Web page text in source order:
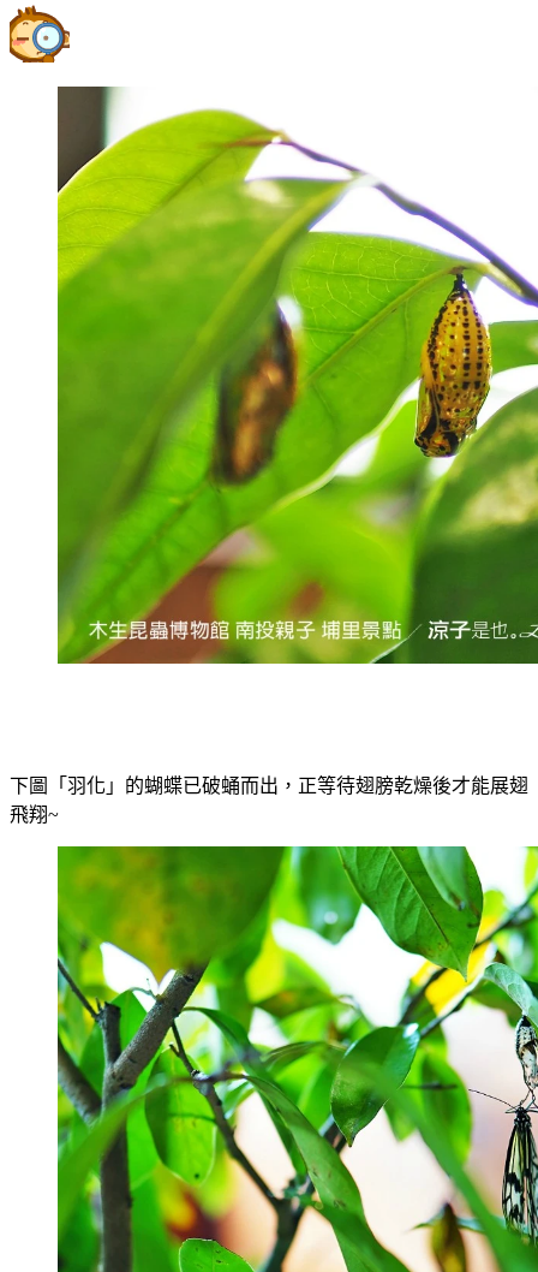
下圖「羽化」的蝴蝶已破蛹而出，正等待翅膀乾燥後才能展翅
飛翔~